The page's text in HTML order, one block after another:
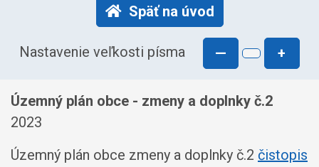
Späť na úvod
Nastavenie veľkosti písma — +
Územný plán obce - zmeny a doplnky č.2
2023
Územný plán obce zmeny a doplnky č.2 čistopis